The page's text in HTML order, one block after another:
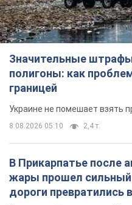
Значительные
полигоны: как
границей
Украине не помешает взять
8.08.2026 05:10 2,4 т.
В Прикарпатье после
жары прошел сильный
дороги превратились